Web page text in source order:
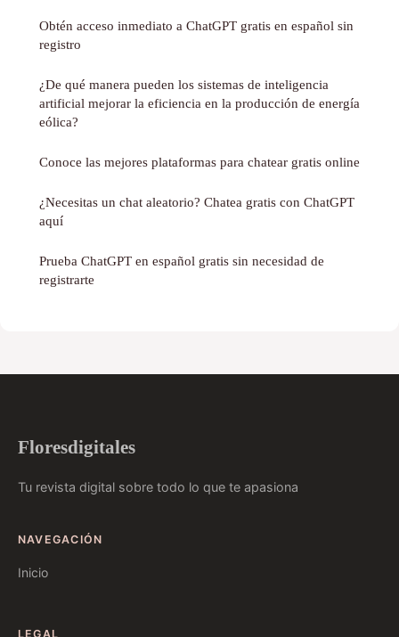
Obtén acceso inmediato a ChatGPT gratis en español sin
registro
¿De qué manera pueden los sistemas de inteligencia
artificial mejorar la eficiencia en la producción de energía
eólica?
Conoce las mejores plataformas para chatear gratis online
¿Necesitas un chat aleatorio? Chatea gratis con ChatGPT
aquí
Prueba ChatGPT en español gratis sin necesidad de
registrarte
Floresdigitales
Tu revista digital sobre todo lo que te apasiona
NAVEGACIÓN
Inicio
LEGAL